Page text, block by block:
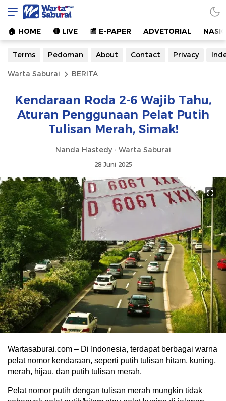
Warta Saburai
Sumber Informasi Terkini
🏠︎ HOME 🔴 LIVE 📰 E-PAPER ADVETORIAL
Terms Pedoman About Contact Privacy
Warta Saburai BERITA
Kendaraan Roda 2-6 Wajib Tahu,
Aturan Penggunaan Pelat Putih
Tulisan Merah, Simak!
Nanda Hastedy - Warta Saburai
28 Juni 2025
Wartasaburai.com – Di Indonesia, terdapat berbagai warna
pelat nomor kendaraan, seperti putih tulisan hitam, kuning,
merah, hijau, dan putih tulisan merah.
Pelat nomor putih dengan tulisan merah mungkin tidak